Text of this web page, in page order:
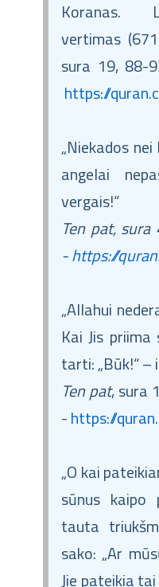
Koranas.
vertimas
sura 19, 88-
https://
„Niekados
angelai
vergais!“
Ten pat,
-https://
„Allahui
Kai Jis priima
tarti: „Būk!“ –
Ten pat, sura
-https://
„O kai
sūnus
tauta
sako: „Ar
Jie pateikia